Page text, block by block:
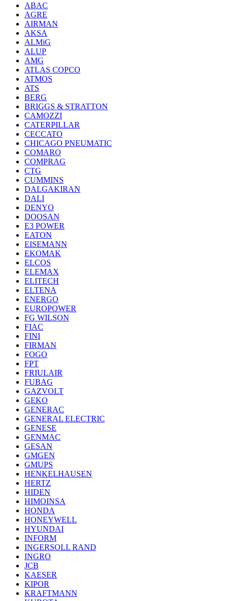
ABAC
AGRE
AIRMAN
AKSA
ALMiG
ALUP
AMG
ATLAS COPCO
ATMOS
ATS
BERG
BRIGGS & STRATTON
CAMOZZI
CATERPILLAR
CECCATO
CHICAGO PNEUMATIC
COMARO
COMPRAG
CTG
CUMMINS
DALGAKIRAN
DALI
DENYO
DOOSAN
E3 POWER
EATON
EISEMANN
EKOMAK
ELCOS
ELEMAX
ELITECH
ELTENA
ENERGO
EUROPOWER
FG WILSON
FIAC
FINI
FIRMAN
FOGO
FPT
FRIULAIR
FUBAG
GAZVOLT
GEKO
GENERAC
GENERAL ELECTRIC
GENESE
GENMAC
GESAN
GMGEN
GMUPS
HENKELHAUSEN
HERTZ
HIDEN
HIMOINSA
HONDA
HONEYWELL
HYUNDAI
INFORM
INGERSOLL RAND
INGRO
JCB
KAESER
KIPOR
KRAFTMANN